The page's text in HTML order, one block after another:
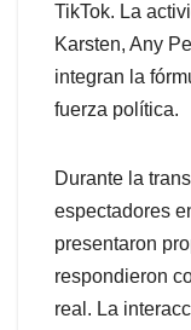
TikTok. La
Karsten, Any
integran la
fuerza política.
Durante la
espectadores
presentaron
respondieron
real. La